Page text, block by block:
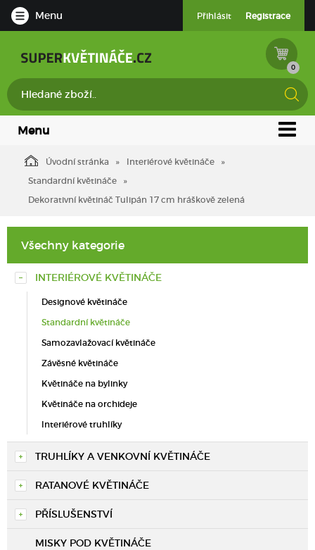
Menu Přihlásit Registrace
0
Menu
Úvodní stránka
Interiérové květináče
Standardní květináče
Dekorativní květináč Tulipán 17 cm hráškově zelená
Všechny kategorie
INTERIÉROVÉ KVĚTINÁČE
Designové květináče
Standardní květináče
Samozavlažovací květináče
Závěsné květináče
Květináče na bylinky
Květináče na orchideje
Interiérové truhlíky
TRUHLÍKY A VENKOVNÍ KVĚTINÁČE
RATANOVÉ KVĚTINÁČE
PŘÍSLUŠENSTVÍ
MISKY POD KVĚTINÁČE